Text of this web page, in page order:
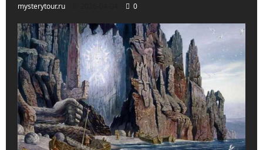
mysterytour.ru 0